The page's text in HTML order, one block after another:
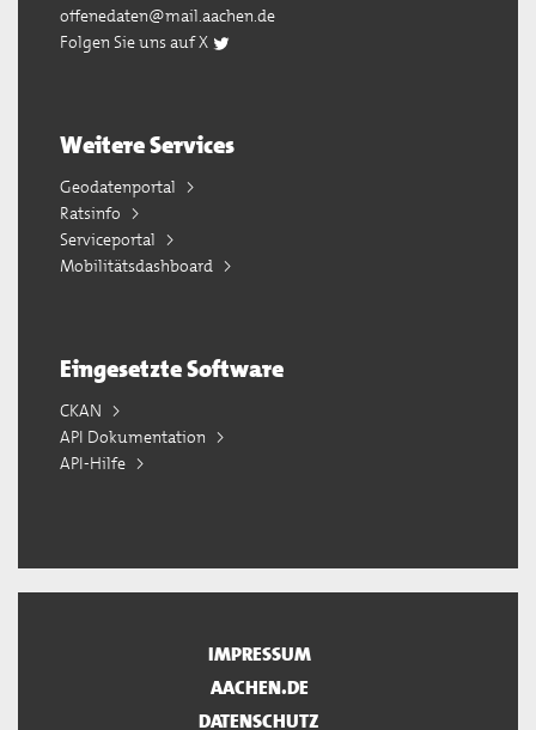
offenedaten@mail.aachen.de
Folgen Sie uns auf X
Weitere Services
Geodatenportal
Ratsinfo
Serviceportal
Mobilitätsdashboard
Eingesetzte Software
CKAN
API Dokumentation
API-Hilfe
IMPRESSUM
AACHEN.DE
DATENSCHUTZ